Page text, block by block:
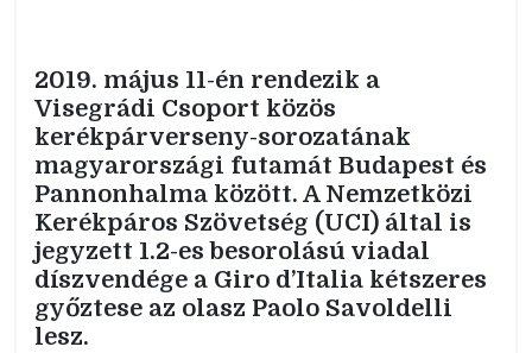
2019. május 11-én rendezik a
Visegrádi Csoport közös
kerékpárverseny-sorozatának
magyarországi futamát Budapest és
Pannonhalma között. A Nemzetközi
Kerékpáros Szövetség (UCI) által is
jegyzett 1.2-es besorolású viadal
díszvendége a Giro d’Italia kétszeres
győztese az olasz Paolo Savoldelli
lesz.